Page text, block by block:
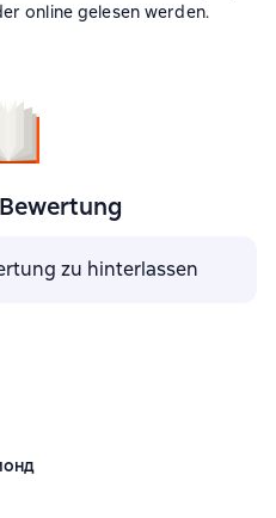
online gelesen werden.
zu hinterlassen
4,7 на основе 1717 оценок